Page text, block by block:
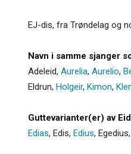
EJ-dis, fra Trøndelag og
Navn i samme sjanger
Adeleid, Aurelia, Aurelio,
Eldrun, Holgeir, Kimon,
Guttevarianter(er) av
Edias, Edis, Edius, Egedius,